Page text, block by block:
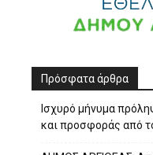
Πρόσφατα άρθρα
Ισχυρό μήνυμα
και προσφοράς από